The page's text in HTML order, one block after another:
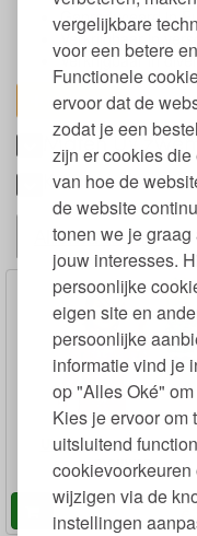
vergelijkbare
voor een betere
Functionele
ervoor dat de
zodat je een
zijn er cookies
van hoe de
de website
tonen we je
jouw interesses.
persoonlijke
eigen site en
persoonlijke
informatie vind je
op "Alles Oké"
Kies je ervoor om
uitsluitend
wijzigen via de
instellingen
Geproduceerd in
Verkrijgbaar in
Verkrijgbaar in
toon alles
Maten UV
Keurmerken
Alternatieven
UV 50+ Zwemshirt
mouwen